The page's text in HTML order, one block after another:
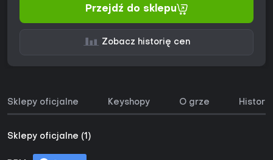
Przejdź do sklepu
Zobacz historię cen
Sklepy oficjalne Keyshopy O grze
Sklepy oficjalne (1)